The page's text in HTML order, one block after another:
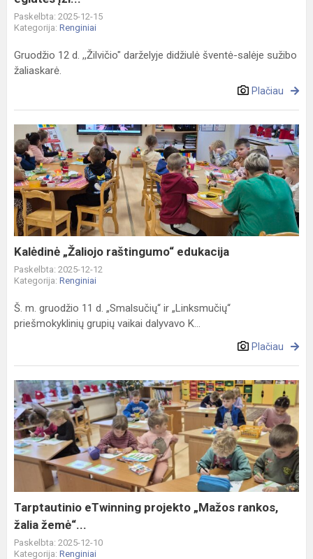
Paskelbta: 2025-12-15
Kategorija: Renginiai
Gruodžio 12 d. ,,Žilvičio" darželyje didžiulė šventė-salėje sužibo
žaliaskarė.
Plačiau
Kalėdinė
„Žaliojo
raštingumo“
edukacija
Kalėdinė „Žaliojo raštingumo“ edukacija
Paskelbta: 2025-12-12
Kategorija: Renginiai
Š. m. gruodžio 11 d. „Smalsučiųׅ“ ir „Linksmučių“
priešmokyklinių grupių vaikai dalyvavo K...
Plačiau
Tarptautinio
eTwinning
projekto
„Mažos
rankos,
žemė“...
Tarptautinio eTwinning projekto „Mažos rankos,
žalia žemė“...
Paskelbta: 2025-12-10
Kategorija: Renginiai